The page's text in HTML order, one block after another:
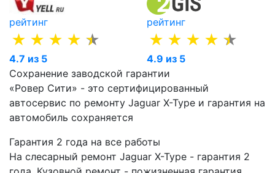
рейтинг
4.7 из 5
рейтинг
4.9 из 5
Сохранение заводской гарантии
«Ровер Сити» - это сертифицированный
автосервис по ремонту Jaguar X-Type и гарантия на
автомобиль сохраняется
Гарантия 2 года на все работы
На слесарный ремонт Jaguar X-Type - гарантия 2